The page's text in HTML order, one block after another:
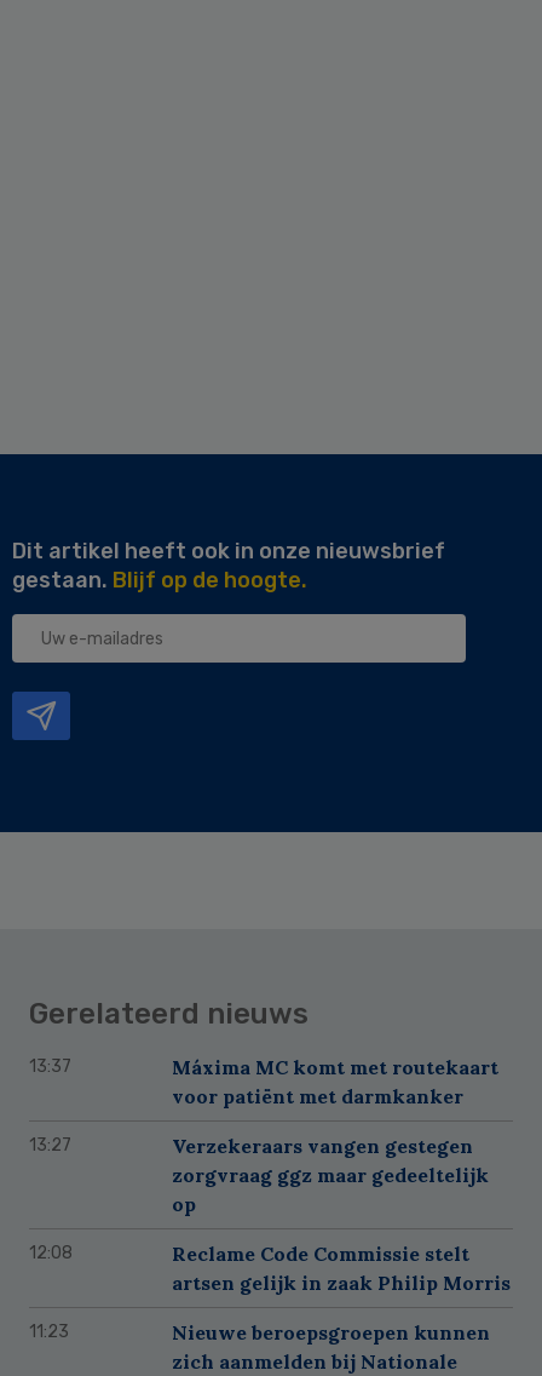
Dit artikel heeft ook in onze nieuwsbrief
gestaan. Blijf op de hoogte.
Uw
Gerelateerd nieuws
13:37
Máxima MC komt met routekaart
voor patiënt met darmkanker
13:27
Verzekeraars vangen gestegen
zorgvraag ggz maar gedeeltelijk
op
12:08
Reclame Code Commissie stelt
artsen gelijk in zaak Philip Morris
11:23
Nieuwe beroepsgroepen kunnen
zich aanmelden bij Nationale